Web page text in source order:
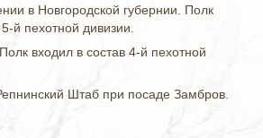
в Новгородской губернии. Полк
й пехотной дивизии.
входил в состав 4-й пехотной
Штаб при посаде Замбров.